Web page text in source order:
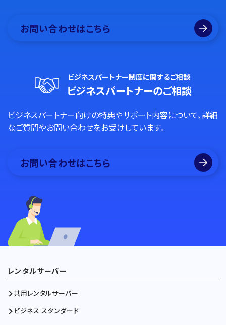
お問い合わせはこちら
ビジネスパートナー制度に関するご相談
ビジネスパートナーのご相談
ビジネスパートナー向けの特典やサポート内容について、詳細
なご質問やお問い合わせをお受けしています。
お問い合わせはこちら
レンタルサーバー
共用レンタルサーバー
ビジネス スタンダード